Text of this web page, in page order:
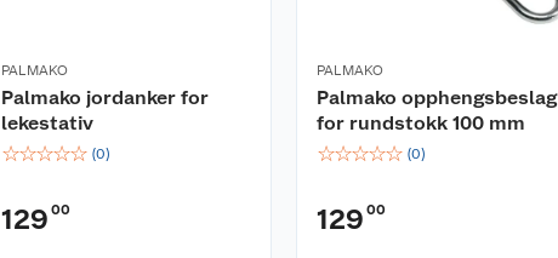
PALMAKO
Palmako jordanker for
lekestativ
☆☆☆☆☆ (0)
129 00
PALMAKO
Palmako opphengsbeslag
for rundstokk 100 mm
☆☆☆☆☆ (0)
129 00